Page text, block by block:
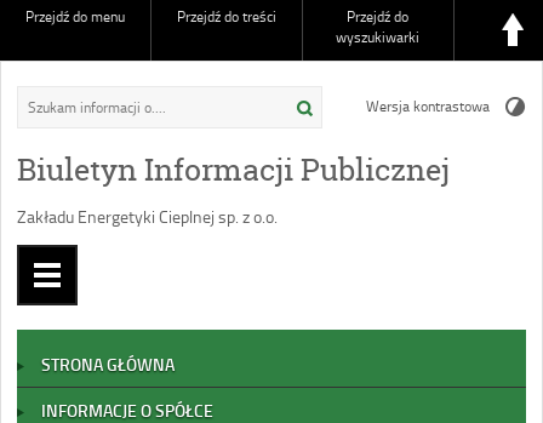
Przejdź do menu Przejdź do treści
Przejdź do
wyszukiwarki
Biuletyn Informacji Publicznej
Zakładu Energetyki Cieplnej sp. z o.o.
Wersja kontrastowa
STRONA GŁÓWNA
INFORMACJE O SPÓŁCE